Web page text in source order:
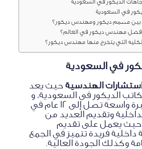
الديكور في السعودية
في السعودية
بين مصمم ديكور ومهندس ديكور؟
مهندس ديكور في العالم؟
التي يتخرج منها مهندس ديكور؟
في السعودية
الهندسيةحيث يعد
الديكور فى السعودية، و
يمتلك المكتب خبرة واسعة تصل إلى 12 عام في
وتقديم العديد من
حيث يعمل على تقديم
فريدة تتميز في الجمع
وكذلك الجودة العالية.